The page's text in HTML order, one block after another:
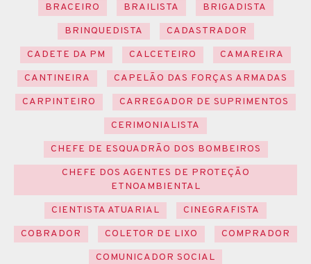
BRACEIRO
BRAILISTA
BRIGADISTA
BRINQUEDISTA
CADASTRADOR
CADETE DA PM
CALCETEIRO
CAMAREIRA
CANTINEIRA
CAPELÃO DAS FORÇAS ARMADAS
CARPINTEIRO
CARREGADOR DE SUPRIMENTOS
CERIMONIALISTA
CHEFE DE ESQUADRÃO DOS BOMBEIROS
CHEFE DOS AGENTES DE PROTEÇÃO
ETNOAMBIENTAL
CIENTISTA ATUARIAL
CINEGRAFISTA
COBRADOR
COLETOR DE LIXO
COMPRADOR
COMUNICADOR SOCIAL